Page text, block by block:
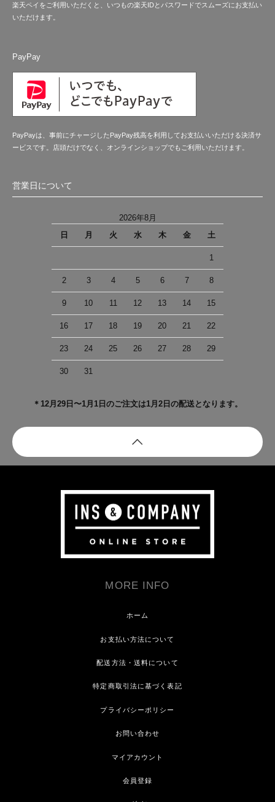
楽天ペイをご利用いただくと、いつもの楽天IDとパスワードでスムーズにお支払い
いただけます。
PayPay
PayPayは、事前にチャージしたPayPay残高を利用してお支払いいただける決済サ
ービスです。店頭だけでなく、オンラインショップでもご利用いただけます。
営業日について
2026年8月
日
月 火 水 木 金 土
1
2 3 4 5 6 7 8
9 10 11 12 13 14 15
16 17 18 19 20 21 22
23 24 25 26 27 28 29
30 31
＊12月29日〜1月1日のご注文は1月2日の配送となります。
MORE INFO
ホーム
お支払い方法について
配送方法・送料について
特定商取引法に基づく表記
プライバシーポリシー
お問い合わせ
マイアカウント
会員登録